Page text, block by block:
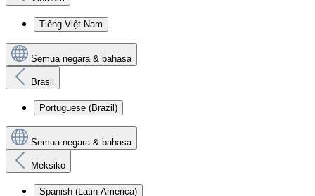
Tiếng Việt Nam
Semua negara & bahasa
Brasil
Portuguese (Brazil)
Semua negara & bahasa
Meksiko
Spanish (Latin America)